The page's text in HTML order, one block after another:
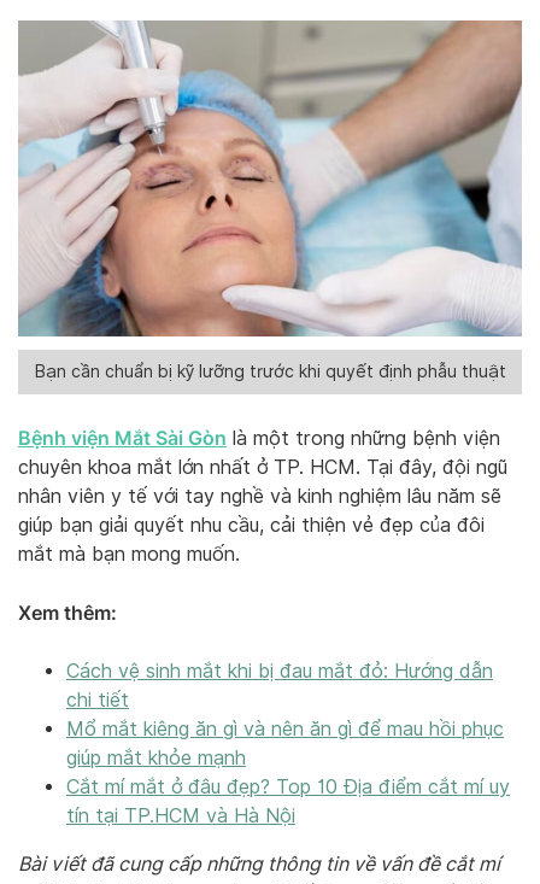
Bạn cần chuẩn bị kỹ lưỡng trước khi quyết định phẫu thuật
Bệnh viện Mắt Sài Gòn là một trong những bệnh viện
chuyên khoa mắt lớn nhất ở TP. HCM. Tại đây, đội ngũ
nhân viên y tế với tay nghề và kinh nghiệm lâu năm sẽ
giúp bạn giải quyết nhu cầu, cải thiện vẻ đẹp của đôi
mắt mà bạn mong muốn.
Xem thêm:
Cách vệ sinh mắt khi bị đau mắt đỏ: Hướng dẫn
chi tiết
Mổ mắt kiêng ăn gì và nên ăn gì để mau hồi phục
giúp mắt khỏe mạnh
Cắt mí mắt ở đâu đẹp? Top 10 Địa điểm cắt mí uy
tín tại TP.HCM và Hà Nội
Bài viết đã cung cấp những thông tin về vấn đề cắt mí